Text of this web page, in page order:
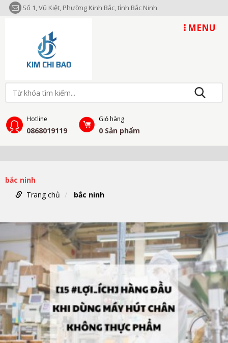
Số 1, Vũ Kiệt, Phường Kinh Bắc, tỉnh Bắc Ninh
MENU
Hotline
0868019119
Giỏ hàng
0 Sản phẩm
bắc ninh
Trang chủ
bắc ninh